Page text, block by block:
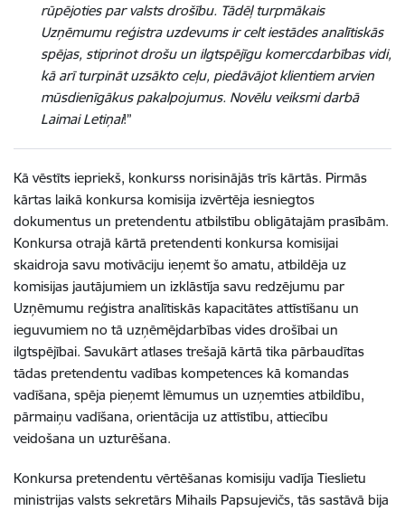
rūpējoties par valsts drošību. Tādēļ turpmākais
Uzņēmumu reģistra uzdevums ir celt iestādes analītiskās
spējas, stiprinot drošu un ilgtspējīgu komercdarbības vidi,
kā arī turpināt uzsākto ceļu, piedāvājot klientiem arvien
mūsdienīgākus pakalpojumus. Novēlu veiksmi darbā
Laimai Letiņai!”
Kā vēstīts iepriekš, konkurss norisinājās trīs kārtās. Pirmās
kārtas laikā konkursa komisija izvērtēja iesniegtos
dokumentus un pretendentu atbilstību obligātajām prasībām.
Konkursa otrajā kārtā pretendenti konkursa komisijai
skaidroja savu motivāciju ieņemt šo amatu, atbildēja uz
komisijas jautājumiem un izklāstīja savu redzējumu par
Uzņēmumu reģistra analītiskās kapacitātes attīstīšanu un
ieguvumiem no tā uzņēmējdarbības vides drošībai un
ilgtspējībai. Savukārt atlases trešajā kārtā tika pārbaudītas
tādas pretendentu vadības kompetences kā komandas
vadīšana, spēja pieņemt lēmumus un uzņemties atbildību,
pārmaiņu vadīšana, orientācija uz attīstību, attiecību
veidošana un uzturēšana.
Konkursa pretendentu vērtēšanas komisiju vadīja Tieslietu
ministrijas valsts sekretārs Mihails Papsujevičs, tās sastāvā bija